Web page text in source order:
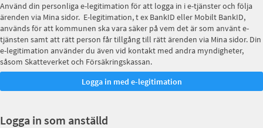
Använd din personliga e-legitimation för att logga in i e-tjänster och följa
ärenden via Mina sidor. E-legitimation, t ex BankID eller Mobilt BankID,
används för att kommunen ska vara säker på vem det är som använt e-
tjänsten samt att rätt person får tillgång till rätt ärenden via Mina sidor. Din
e-legitimation använder du även vid kontakt med andra myndigheter,
såsom Skatteverket och Försäkringskassan.
Logga in som anställd